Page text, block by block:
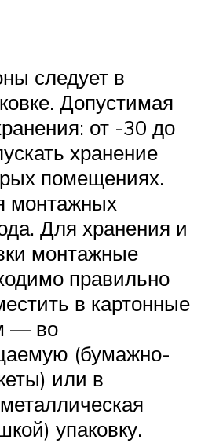
следует в
Допустимая
от -30 до
хранение
помещениях.
монтажных
Для хранения и
монтажные
правильно
в картонные
— во
(бумажно-
или в
упаковку.